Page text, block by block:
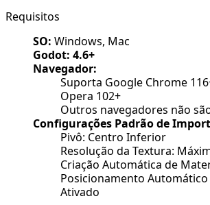
Requisitos
SO: Windows, Mac
Godot: 4.6+
Navegador:
Suporta Google Chrome
Opera 102+
Outros navegadores não
Configurações Padrão de
Pivô: Centro Inferior
Resolução da Textura:
Criação Automática de
Posicionamento Automático
Ativado